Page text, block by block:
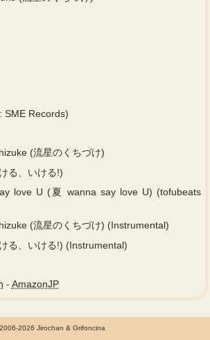
SME Records)
(流星のくちづけ)
る、いける!)
love U (夏 wanna say love U) (tofubeats
(流星のくちづけ) (Instrumental)
る、いける!) (Instrumental)
- AmazonJP
2026 Jirochan & Grifoncina